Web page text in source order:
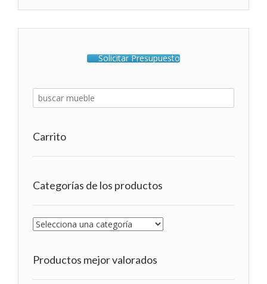
Solicitar Presupuesto
Carrito
Categorías de los productos
Productos mejor valorados